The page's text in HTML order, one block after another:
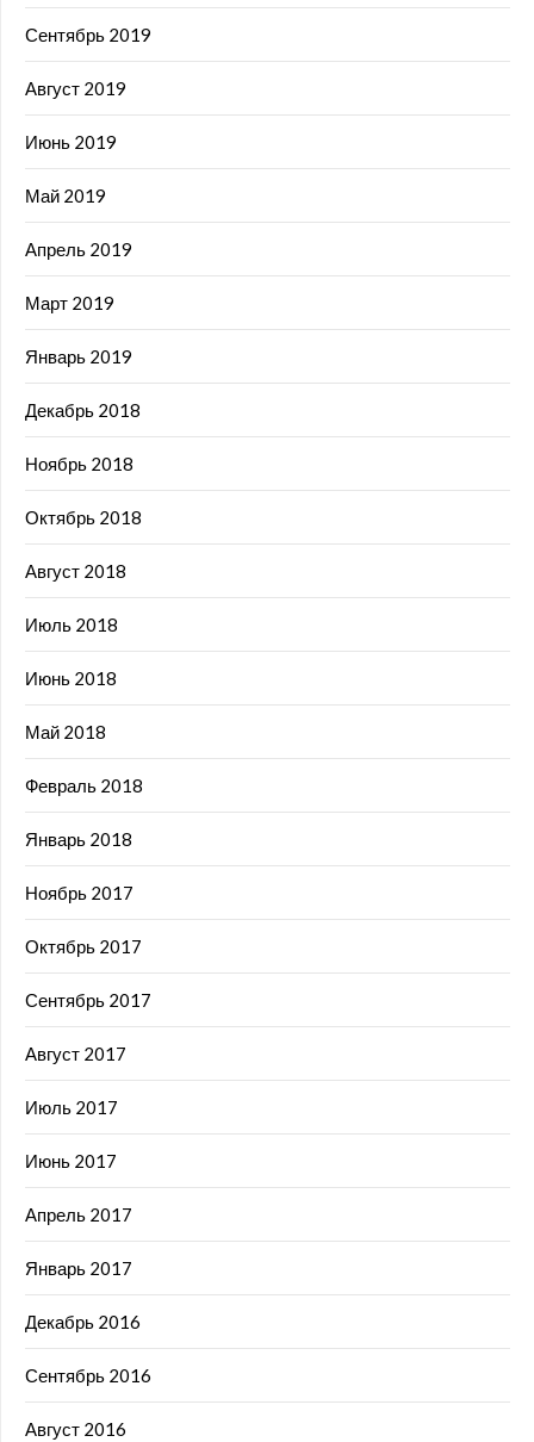
Сентябрь 2019
Август 2019
Июнь 2019
Май 2019
Апрель 2019
Март 2019
Январь 2019
Декабрь 2018
Ноябрь 2018
Октябрь 2018
Август 2018
Июль 2018
Июнь 2018
Май 2018
Февраль 2018
Январь 2018
Ноябрь 2017
Октябрь 2017
Сентябрь 2017
Август 2017
Июль 2017
Июнь 2017
Апрель 2017
Январь 2017
Декабрь 2016
Сентябрь 2016
Август 2016